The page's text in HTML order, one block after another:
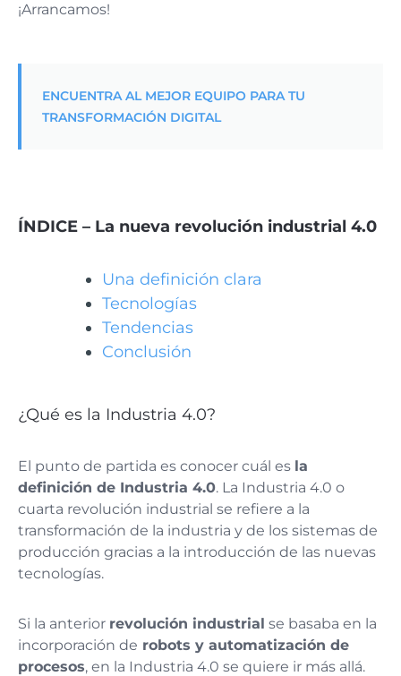
¡Arrancamos!
ENCUENTRA AL MEJOR EQUIPO PARA TU
TRANSFORMACIÓN DIGITAL
ÍNDICE – La nueva revolución industrial 4.0
Una definición clara
Tecnologías
Tendencias
Conclusión
¿Qué es la Industria 4.0?
El punto de partida es conocer cuál es la
definición de Industria 4.0. La Industria 4.0 o
cuarta revolución industrial se refiere a la
transformación de la industria y de los sistemas de
producción gracias a la introducción de las nuevas
tecnologías.
Si la anterior revolución industrial se basaba en la
incorporación de robots y automatización de
procesos, en la Industria 4.0 se quiere ir más allá.